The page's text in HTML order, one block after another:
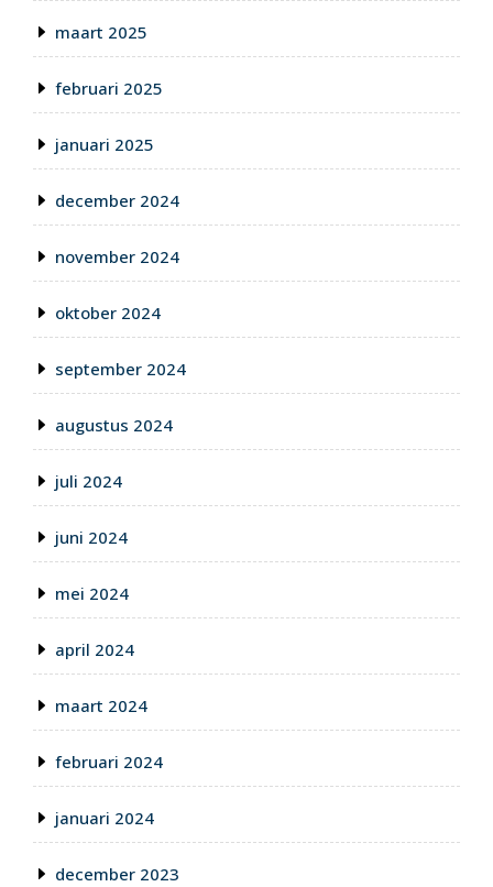
maart 2025
februari 2025
januari 2025
december 2024
november 2024
oktober 2024
september 2024
augustus 2024
juli 2024
juni 2024
mei 2024
april 2024
maart 2024
februari 2024
januari 2024
december 2023